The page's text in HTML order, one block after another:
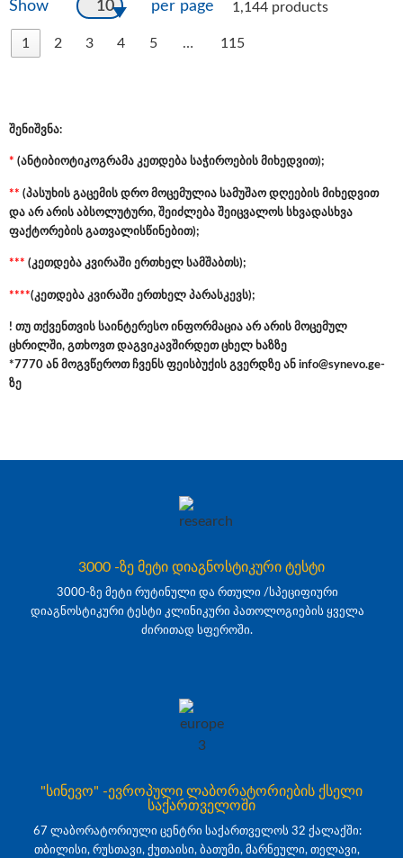
Show 10 per page 1,144 products
1 2 3 4 5 … 115
შენიშვნა:
* (ანტიბიოტიკოგრამა კეთდება საჭიროების მიხედვით);
** (პასუხის გაცემის დრო მოცემულია სამუშაო დღეების მიხედვით
და არ არის აბსოლუტური, შეიძლება შეიცვალოს სხვადასხვა
ფაქტორების გათვალისწინებით);
*** (კეთდება კვირაში ერთხელ სამშაბთს);
****(კეთდება კვირაში ერთხელ პარასკევს);
! თუ თქვენთვის საინტერესო ინფორმაცია არ არის მოცემულ
ცხრილში, გთხოვთ დაგვიკავშირდეთ ცხელ ხაზზე
*7770 ან მოგვწეროთ ჩვენს ფეისბუქის გვერდზე ან info@synevo.ge-
ზე
3000 -ზე მეტი დიაგნოსტიკური ტესტი
3000-ზე მეტი რუტინული და რთული /სპეციფიური
დიაგნოსტიკური ტესტი კლინიკური პათოლოგიების ყველა
ძირითად სფეროში.
"სინევო" -ევროპული ლაბორატორიების ქსელი
საქართველოში
67 ლაბორატორიული ცენტრი საქართველოს 32 ქალაქში:
თბილისი, რუსთავი, ქუთაისი, ბათუმი, მარნეული, თელავი,